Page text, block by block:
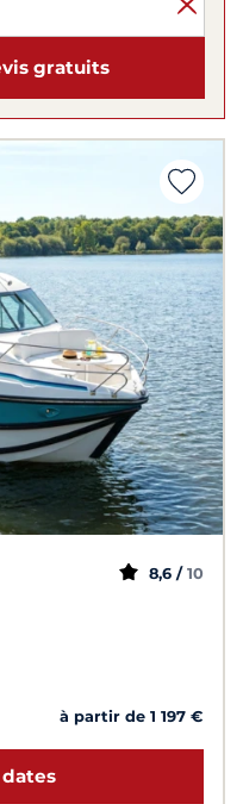
gratuits
8,6 / 10
à partir de 1 197 €